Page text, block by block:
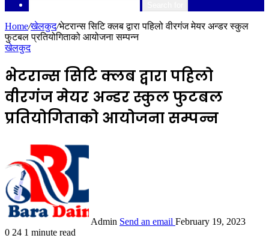
Home/खेलकुद/भेटरान्स सिटि क्लब द्वारा पहिलो वीरगंज मेयर अन्डर स्कुल
फुटबल प्रतियोगिताको आयोजना सम्पन्न
खेलकुद
भेटरान्स सिटि क्लब द्वारा पहिलो
वीरगंज मेयर अन्डर स्कुल फुटबल
प्रतियोगिताको आयोजना सम्पन्न
Admin Send an email February 19, 2023
0 24 1 minute read